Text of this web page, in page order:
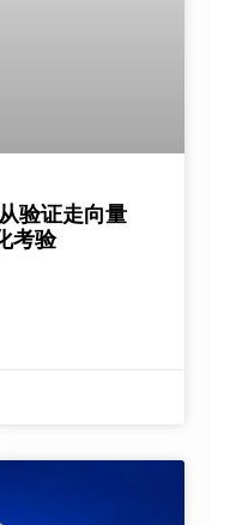
验证走向量
考验